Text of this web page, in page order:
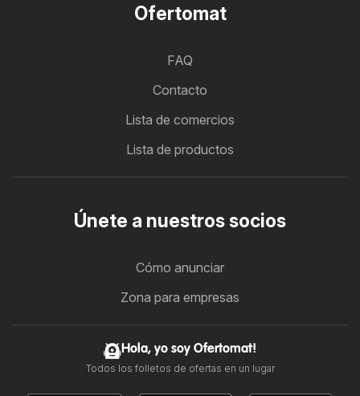
Ofertomat
FAQ
Contacto
Lista de comercios
Lista de productos
Únete a nuestros socios
Cómo anunciar
Zona para empresas
Hola, yo soy Ofertomat!
Todos los folletos de ofertas en un lugar